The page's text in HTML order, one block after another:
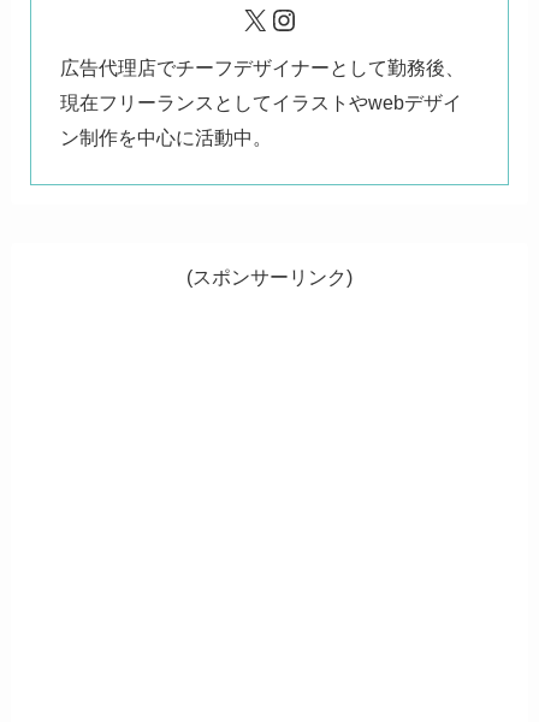
X Instagram
広告代理店でチーフデザイナーとして勤務後、
現在フリーランスとしてイラストやwebデザイ
ン制作を中心に活動中。
(スポンサーリンク)